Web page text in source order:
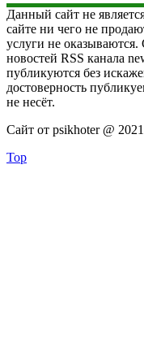
Данный сайт не
сайте ни чего не
услуги не оказываются.
новостей RSS канала
публикуются без
достоверность
не несёт.
Сайт от psikhoter @ 2021
Top